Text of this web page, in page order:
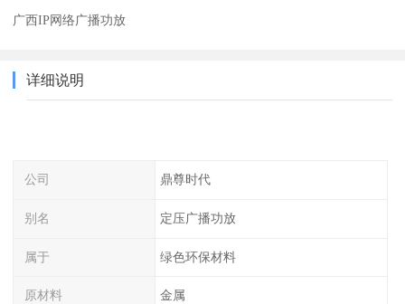
广西IP网络广播功放
详细说明
公司 鼎尊时代
别名 定压广播功放
属于 绿色环保材料
原材料 金属